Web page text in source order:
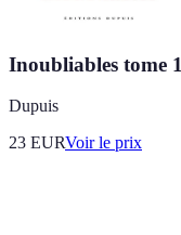
Inoubliables tome 1
Dupuis
23 EURVoir le prix